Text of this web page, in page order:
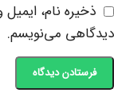
ذخیره نام،
دیدگاهی می‌نویسم.